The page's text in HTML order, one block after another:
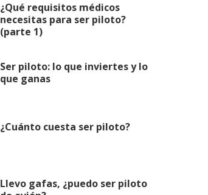
¿Qué requisitos médicos
necesitas para ser piloto?
(parte 1)
Ser piloto: lo que inviertes y lo
que ganas
¿Cuánto cuesta ser piloto?
Llevo gafas, ¿puedo ser piloto